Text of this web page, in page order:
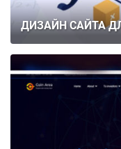
ДИЗАЙН САЙТА